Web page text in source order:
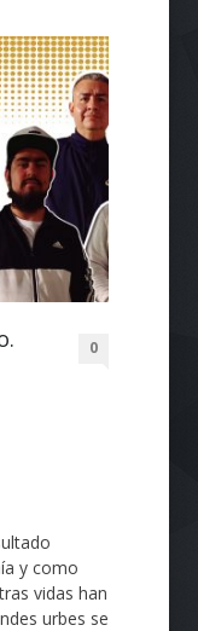
0
y como
vidas han
urbes se